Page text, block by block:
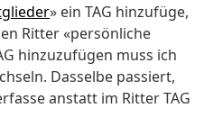
» ein TAG hinzufüge,
Ritter «persönliche
hinzuzufügen muss ich
Dasselbe passiert,
anstatt im Ritter TAG